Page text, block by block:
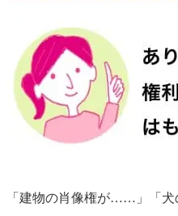
「建物の肖像権が……」「